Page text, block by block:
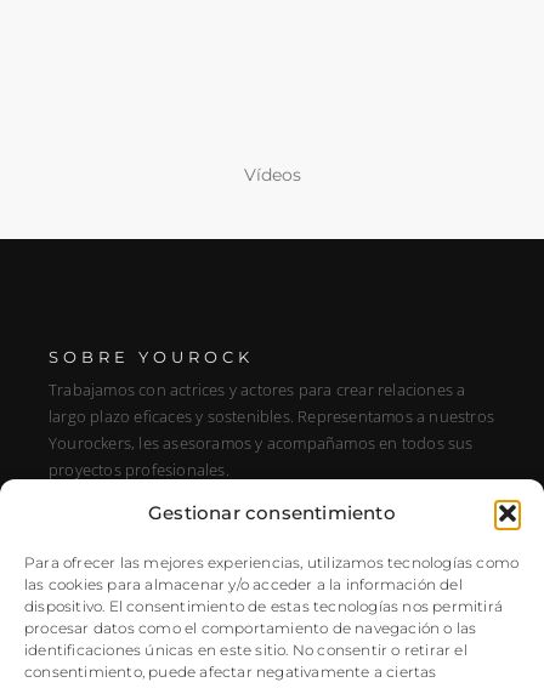
Gestionar consentimiento
Para ofrecer las mejores experiencias, utilizamos tecnologías como
las cookies para almacenar y/o acceder a la información del
dispositivo. El consentimiento de estas tecnologías nos permitirá
procesar datos como el comportamiento de navegación o las
identificaciones únicas en este sitio. No consentir o retirar el
consentimiento, puede afectar negativamente a ciertas
Vídeos
SOBRE YOUROCK
Trabajamos con actrices y actores para crear relaciones a
largo plazo eficaces y sostenibles. Representamos a nuestros
Yourockers, les asesoramos y acompañamos en todos sus
proyectos profesionales.
DIRECCIÓN
SÍGUENOS
Instagram
NEWSLETTER